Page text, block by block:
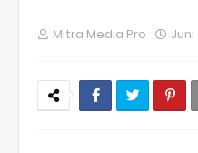
Mitra Media Pro Juni